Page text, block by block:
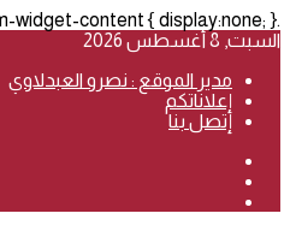
.stream-item-widget-content { display:none; }
السبت, 8 أغسطس 2026
مدير الموقع : نصرو العبدلاوي
إعلاناتكم
إتصل بنا